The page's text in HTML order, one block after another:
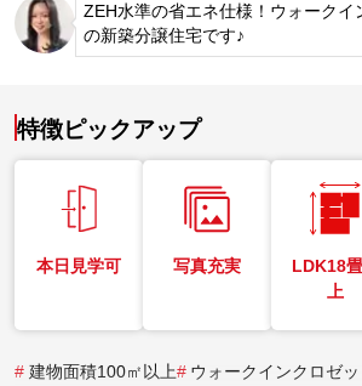
ZEH水準の省エネ仕様！ウォークイ
の新築分譲住宅です♪
特徴ピックアップ
本日見学可 写真充実
LDK18
上
# 建物面積100㎡以上# ウォークインクロゼ